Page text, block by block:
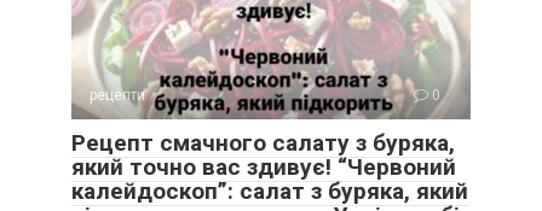
рецепти 0
Рецепт смачного салату з буряка,
який точно вас здивує! “Червоний
калейдоскоп”: салат з буряка, який